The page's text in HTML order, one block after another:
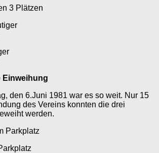
3 Plätzen
Einweihung
den 6.Juni 1981 war es so weit. Nur 15
des Vereins konnten die drei
werden.